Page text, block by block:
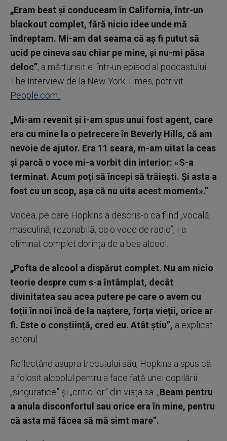
„Eram beat și conduceam în California, într-un
blackout complet, fără nicio idee unde mă
îndreptam. Mi-am dat seama că aș fi putut să
ucid pe cineva sau chiar pe mine, și nu-mi păsa
deloc”, a mărturisit el într-un episod al podcastului
The Interview de la New York Times, potrivit
People.com.
„Mi-am revenit și i-am spus unui fost agent, care
era cu mine la o petrecere în Beverly Hills, că am
nevoie de ajutor. Era 11 seara, m-am uitat la ceas
și parcă o voce mi-a vorbit din interior: «S-a
terminat. Acum poți să începi să trăiești. Și asta a
fost cu un scop, așa că nu uita acest moment».”
Vocea, pe care Hopkins a descris-o ca fiind „vocală,
masculină, rezonabilă, ca o voce de radio”, i-a
eliminat complet dorința de a bea alcool.
„Pofta de alcool a dispărut complet. Nu am nicio
teorie despre cum s-a întâmplat, decât
divinitatea sau acea putere pe care o avem cu
toții în noi încă de la naștere, forța vieții, orice ar
fi. Este o conștiință, cred eu. Atât știu”, a explicat
actorul.
Reflectând asupra trecutului său, Hopkins a spus că
a folosit alcoolul pentru a face față unei copilării
„singuratice” și „criticilor” din viața sa: „Beam pentru
a anula disconfortul sau orice era în mine, pentru
că asta mă făcea să mă simt mare”.